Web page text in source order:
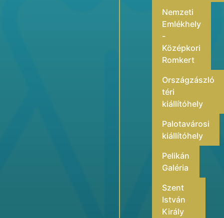
Nemzeti
Emlékhely
-
Középkori
Romkert
Országzászló
téri
kiállítóhely
Palotavárosi
kiállítóhely
Pelikán
Galéria
Szent
István
Király